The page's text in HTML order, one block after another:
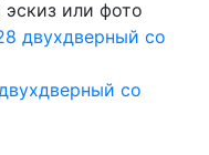
или фото
со